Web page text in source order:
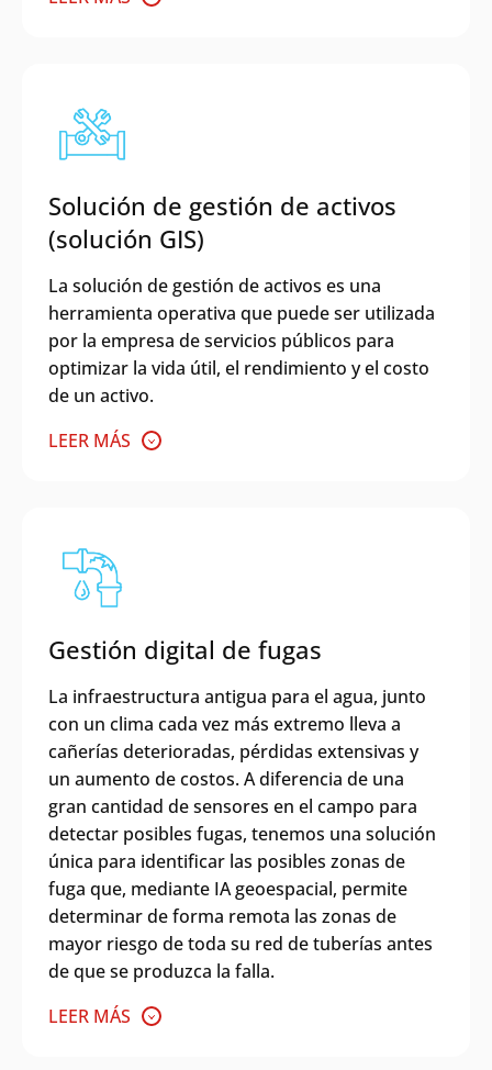
Solución de gestión de activos
(solución GIS)
La solución de gestión de activos es una
herramienta operativa que puede ser utilizada
por la empresa de servicios públicos para
optimizar la vida útil, el rendimiento y el costo
de un activo.
LEER MÁS
Gestión digital de fugas
La infraestructura antigua para el agua, junto
con un clima cada vez más extremo lleva a
cañerías deterioradas, pérdidas extensivas y
un aumento de costos. A diferencia de una
gran cantidad de sensores en el campo para
detectar posibles fugas, tenemos una solución
única para identificar las posibles zonas de
fuga que, mediante IA geoespacial, permite
determinar de forma remota las zonas de
mayor riesgo de toda su red de tuberías antes
de que se produzca la falla.
LEER MÁS